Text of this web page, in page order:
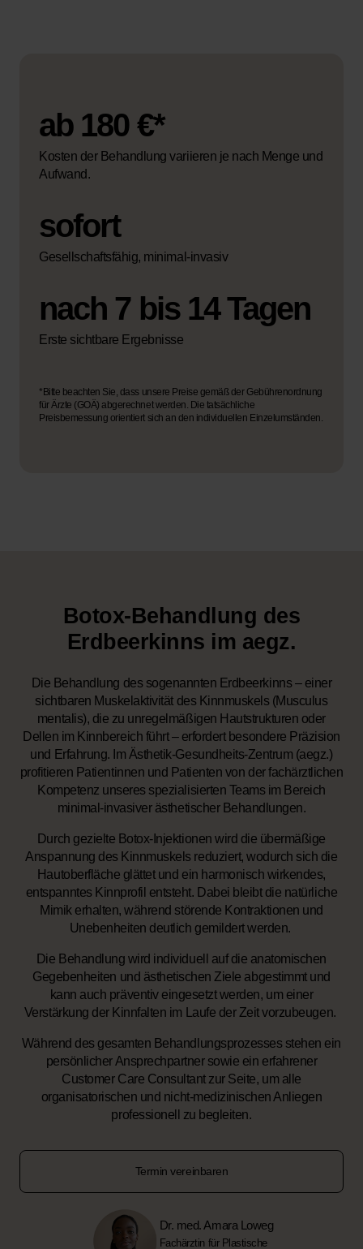
ab 180 €*
Kosten der Behandlung variieren je nach Menge und
Aufwand.
sofort
Gesellschaftsfähig, minimal-invasiv
nach 7 bis 14 Tagen
Erste sichtbare Ergebnisse
*Bitte beachten Sie, dass unsere Preise gemäß der Gebührenordnung
für Ärzte (GOÄ) abgerechnet werden. Die tatsächliche
Preisbemessung orientiert sich an den individuellen Einzelumständen.
Botox-Behandlung des
Erdbeerkinns im aegz.
Die Behandlung des sogenannten Erdbeerkinns – einer
sichtbaren Muskelaktivität des Kinnmuskels (Musculus
mentalis), die zu unregelmäßigen Hautstrukturen oder
Dellen im Kinnbereich führt – erfordert besondere Präzision
und Erfahrung. Im Ästhetik-Gesundheits-Zentrum (aegz.)
profitieren Patientinnen und Patienten von der fachärztlichen
Kompetenz unseres spezialisierten Teams im Bereich
minimal-invasiver ästhetischer Behandlungen.
Durch gezielte Botox-Injektionen wird die übermäßige
Anspannung des Kinnmuskels reduziert, wodurch sich die
Hautoberfläche glättet und ein harmonisch wirkendes,
entspanntes Kinnprofil entsteht. Dabei bleibt die natürliche
Mimik erhalten, während störende Kontraktionen und
Unebenheiten deutlich gemildert werden.
Die Behandlung wird individuell auf die anatomischen
Gegebenheiten und ästhetischen Ziele abgestimmt und
kann auch präventiv eingesetzt werden, um einer
Verstärkung der Kinnfalten im Laufe der Zeit vorzubeugen.
Während des gesamten Behandlungsprozesses stehen ein
persönlicher Ansprechpartner sowie ein erfahrener
Customer Care Consultant zur Seite, um alle
organisatorischen und nicht-medizinischen Anliegen
professionell zu begleiten.
Termin vereinbaren
Dr. med. Amara Loweg
Fachärztin für Plastische